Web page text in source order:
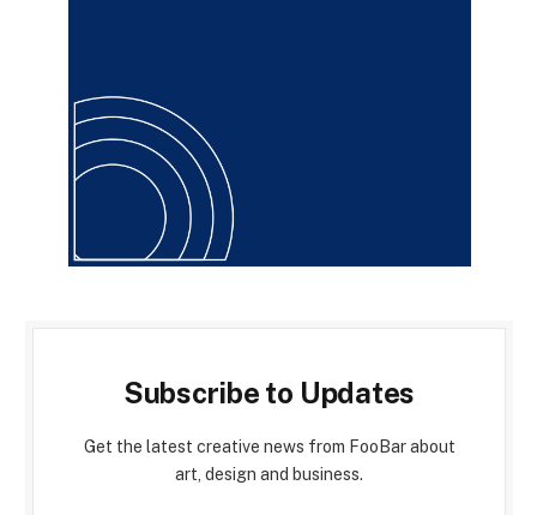
Subscribe to Updates
Get the latest creative news from FooBar about
art, design and business.